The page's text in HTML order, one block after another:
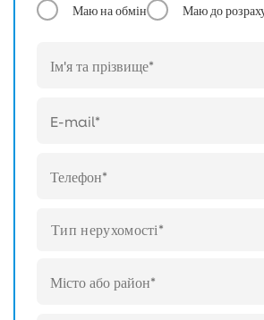
Маю на обмін Маю до
Тип нерухомості*